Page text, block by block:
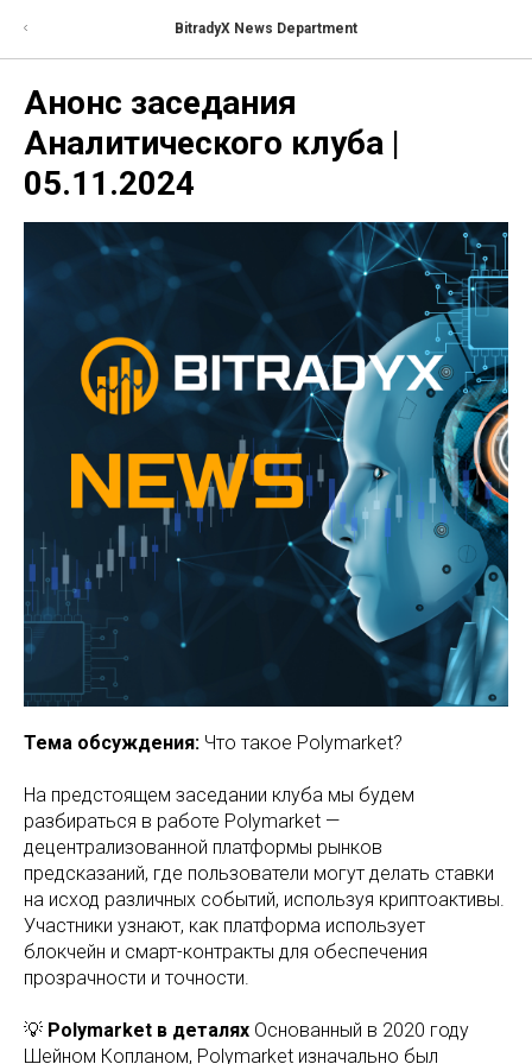
BitradyX News Department
Анонс заседания
Аналитического клуба |
05.11.2024
Тема обсуждения: Что такое Polymarket?
На предстоящем заседании клуба мы будем
разбираться в работе Polymarket —
децентрализованной платформы рынков
предсказаний, где пользователи могут делать ставки
на исход различных событий, используя криптоактивы.
Участники узнают, как платформа использует
блокчейн и смарт-контракты для обеспечения
прозрачности и точности.
💡 Polymarket в деталях Основанный в 2020 году
Шейном Копланом, Polymarket изначально был